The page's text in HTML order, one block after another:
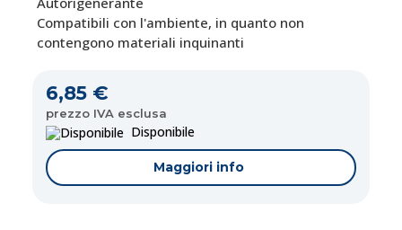
Compatibili con l'ambiente, in quanto non
contengono materiali inquinanti
6,85 €
prezzo IVA esclusa
Disponibile
Maggiori info